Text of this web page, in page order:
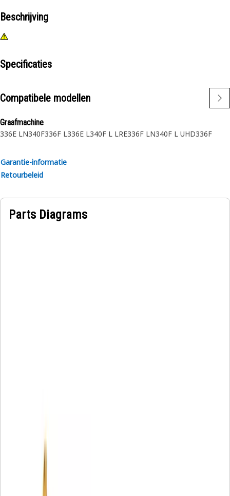
Beschrijving
Specificaties
Compatibele modellen
Graafmachine
336E LN340F336F L336E L340F L LRE336F LN340F L UHD336F
Garantie-informatie
Retourbeleid
Parts Diagrams